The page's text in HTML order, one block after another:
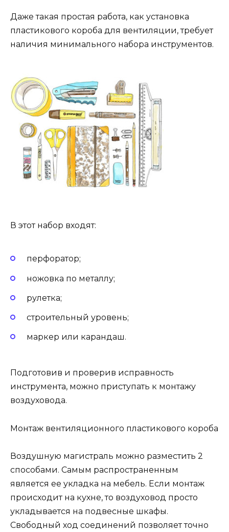
Даже такая простая работа, как установка
пластикового короба для вентиляции, требует
наличия минимального набора инструментов.
В этот набор входят:
перфоратор;
ножовка по металлу;
рулетка;
строительный уровень;
маркер или карандаш.
Подготовив и проверив исправность
инструмента, можно приступать к монтажу
воздуховода.
Монтаж вентиляционного пластикового короба
Воздушную магистраль можно разместить 2
способами. Самым распространенным
является ее укладка на мебель. Если монтаж
происходит на кухне, то воздуховод просто
укладывается на подвесные шкафы.
Свободный ход соединений позволяет точно